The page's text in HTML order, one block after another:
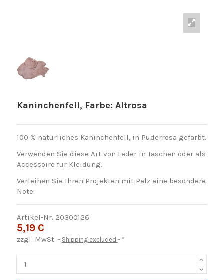
Kaninchenfell, Farbe: Altrosa
100 % natürliches Kaninchenfell, in Puderrosa gefärbt.
Verwenden Sie diese Art von Leder in Taschen oder als
Accessoire für Kleidung.
Verleihen Sie Ihren Projekten mit Pelz eine besondere
Note.
Artikel-Nr. 20300126
5,19 €
zzgl. MwSt. Shipping excluded *